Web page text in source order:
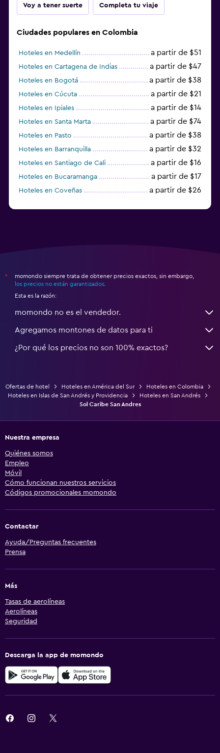
Voy a tener suerte Completa tu viaje
Ciudades populares en Colombia
Hoteles en Medellín a partir de $51
Hoteles en Cartagena de Indias a partir de $47
Hoteles en Bogotá a partir de $38
Hoteles en Cúcuta a partir de $21
Hoteles en Ipiales a partir de $14
Hoteles en Santa Marta a partir de $74
Hoteles en Pasto a partir de $38
Hoteles en Barranquilla a partir de $32
Hoteles en Santiago de Cali a partir de $16
Hoteles en Bucaramanga a partir de $17
Hoteles en Coveñas a partir de $26
*
momondo siempre trata de obtener precios exactos, sin embargo,
los precios no están garantizados
Esta es la razón:
momondo no es el vendedor.
Agregamos montones de datos para ti
¿Por qué los precios no son 100% exactos?
Ofertas de hotel Hoteles en América del Sur
Hoteles en Colombia
Hoteles en Islas de San Andrés y Providencia
Hoteles en San Andrés
Sol Caribe San Andres
Nuestra empresa
Quiénes somos
Empleo
Móvil
Cómo funcionan nuestros servicios
Códigos promocionales momondo
Contactar
Ayuda/Preguntas frecuentes
Prensa
Más
Tasas de aerolíneas
Aerolíneas
Seguridad
Descarga la app de momondo